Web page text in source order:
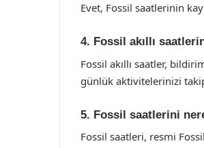
Evet, Fossil saatlerinin
4. Fossil akıllı
Fossil akıllı saatler,
günlük aktivitelerinizi
5. Fossil saatlerini
Fossil saatleri, resmi